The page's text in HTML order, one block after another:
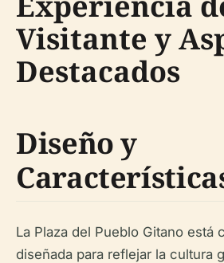
Visitante y
Destacados
Diseño y
La Plaza del Pueblo Gitano está
diseñada para reflejar la cultura